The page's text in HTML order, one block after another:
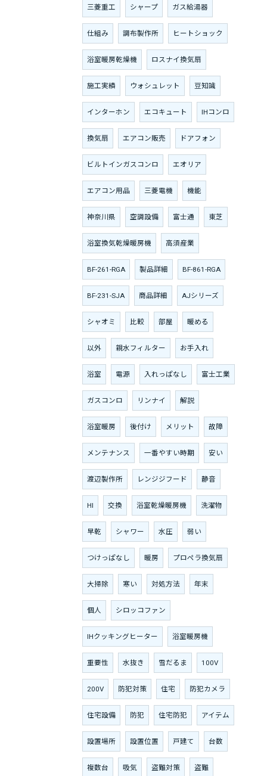
三菱重工 シャープ ガス給湯器
仕組み 調布製作所 ヒートショック
浴室暖房乾燥機 ロスナイ換気扇
施工実績 ウォシュレット 豆知識
インターホン エコキュート IHコンロ
換気扇 エアコン販売 ドアフォン
ビルトインガスコンロ エオリア
エアコン用品 三菱電機 機能
神奈川県 空調設備 富士通 東芝
浴室換気乾燥暖房機 高須産業
BF-261-RGA 製品詳細 BF-861-RGA
BF-231-SJA 商品詳細 AJシリーズ
シャオミ 比較 部屋 暖める
以外 親水フィルター お手入れ
浴室 電源 入れっぱなし 富士工業
ガスコンロ リンナイ 解説
浴室暖房 後付け メリット 故障
メンテナンス 一番やすい時期 安い
渡辺製作所 レンジジフード 静音
HI 交換 浴室乾燥暖房機 洗濯物
早乾 シャワー 水圧 弱い
つけっぱなし 暖房 プロペラ換気扇
大掃除 寒い 対処方法 年末
個人 シロッコファン
IHクッキングヒーター 浴室暖房機
重要性 水抜き 雪だるま 100V
200V 防犯対策 住宅 防犯カメラ
住宅設備 防犯 住宅防犯 アイテム
設置場所 設置位置 戸建て 台数
複数台 吸気 盗難対策 盗難